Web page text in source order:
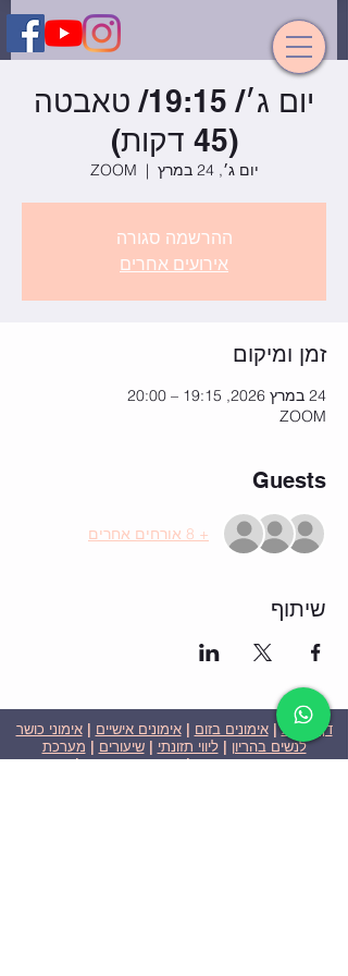
יום ג׳/ 19:15/ טאבטה
(45 דקות)
יום ג׳, 24 במרץ
  |
ZOOM
ההרשמה סגורה
אירועים אחרים
זמן ומיקום
24 במרץ 2026, 19:15 – 20:00
ZOOM
Guests
+ 8 אורחים אחרים
שיתוף
דף הבית|אימונים בזום |אימונים אישיים |אימוני כושר
לנשים בהריון |ליווי תזונתי |שיעורים | מערכת
שבועית-אימונים בזום|תוכניות ומחירים|סרטוני